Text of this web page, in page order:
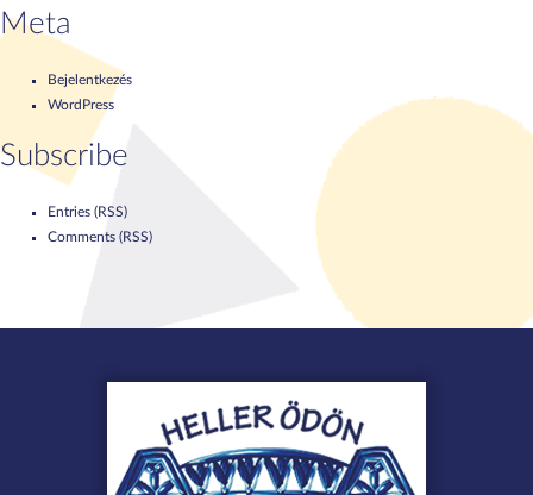
Meta
Bejelentkezés
WordPress
Subscribe
Entries (RSS)
Comments (RSS)